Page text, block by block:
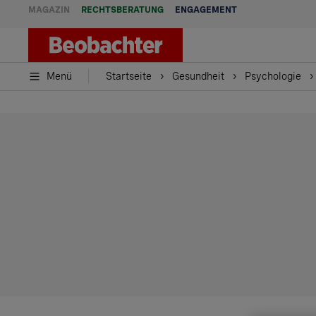
MAGAZIN RECHTSBERATUNG ENGAGEMENT
Menü Startseite Gesundheit Psychologie